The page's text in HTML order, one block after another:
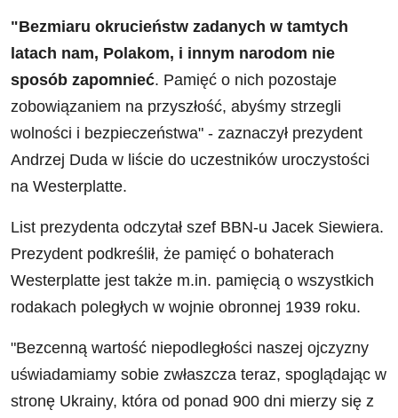
"Bezmiaru okrucieństw zadanych w tamtych
latach nam, Polakom, i innym narodom nie
sposób zapomnieć. Pamięć o nich pozostaje
zobowiązaniem na przyszłość, abyśmy strzegli
wolności i bezpieczeństwa" - zaznaczył prezydent
Andrzej Duda w liście do uczestników uroczystości
na Westerplatte.
List prezydenta odczytał szef BBN-u Jacek Siewiera.
Prezydent podkreślił, że pamięć o bohaterach
Westerplatte jest także m.in. pamięcią o wszystkich
rodakach poległych w wojnie obronnej 1939 roku.
"Bezcenną wartość niepodległości naszej ojczyzny
uświadamiamy sobie zwłaszcza teraz, spoglądając w
stronę Ukrainy, która od ponad 900 dni mierzy się z